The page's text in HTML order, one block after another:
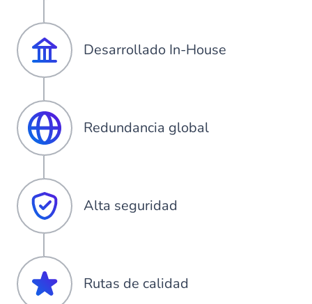
Desarrollado In-House
Redundancia global
Alta seguridad
Rutas de calidad